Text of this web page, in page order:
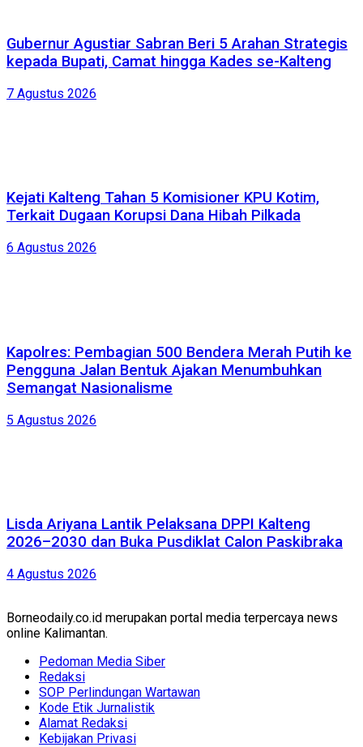
Gubernur Agustiar Sabran Beri 5 Arahan Strategis
kepada Bupati, Camat hingga Kades se-Kalteng
7 Agustus 2026
Kejati Kalteng Tahan 5 Komisioner KPU Kotim,
Terkait Dugaan Korupsi Dana Hibah Pilkada
6 Agustus 2026
Kapolres: Pembagian 500 Bendera Merah Putih ke
Pengguna Jalan Bentuk Ajakan Menumbuhkan
Semangat Nasionalisme
5 Agustus 2026
Lisda Ariyana Lantik Pelaksana DPPI Kalteng
2026–2030 dan Buka Pusdiklat Calon Paskibraka
4 Agustus 2026
Borneodaily.co.id merupakan portal media terpercaya news
online Kalimantan.
Pedoman Media Siber
Redaksi
SOP Perlindungan Wartawan
Kode Etik Jurnalistik
Alamat Redaksi
Kebijakan Privasi